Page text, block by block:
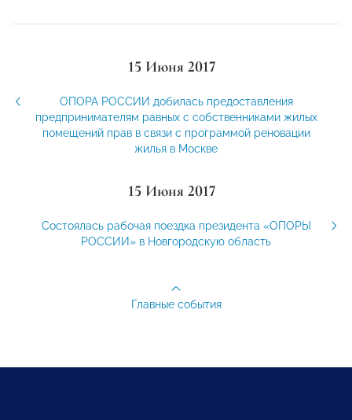
15 Июня 2017
ОПОРА РОССИИ добилась предоставления
предпринимателям равных с собственниками жилых
помещений прав в связи с программой реновации
жилья в Москве
15 Июня 2017
Состоялась рабочая поездка президента «ОПОРЫ
РОССИИ» в Новгородскую область
Главные события